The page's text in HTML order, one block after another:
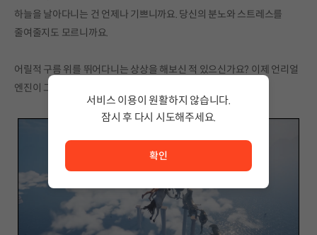
하늘을 날아다니는 건 언제나 기쁘니까요. 당신의 분노와 스트레스를
줄여줄지도 모르니까요.
어릴적 구름 위를 뛰어다니는 상상을 해보신 적 있으신가요? 이제 언리얼
엔진이 그 꿈을 이루어 드립니다.
서비스 이용이 원활하지 않습니다.
잠시 후 다시 시도해주세요.
확인